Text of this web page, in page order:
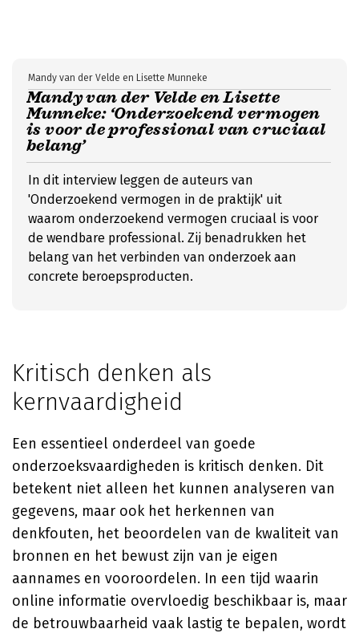
Mandy van der Velde en Lisette
Munneke: ‘Onderzoekend vermogen
is voor de professional van cruciaal
belang’
Mandy van der Velde en Lisette Munneke
In dit interview leggen de auteurs van
'Onderzoekend vermogen in de praktijk' uit
waarom onderzoekend vermogen cruciaal is voor
de wendbare professional. Zij benadrukken het
belang van het verbinden van onderzoek aan
concrete beroepsproducten.
Kritisch denken als
kernvaardigheid
Een essentieel onderdeel van goede
onderzoeksvaardigheden is kritisch denken. Dit
betekent niet alleen het kunnen analyseren van
gegevens, maar ook het herkennen van
denkfouten, het beoordelen van de kwaliteit van
bronnen en het bewust zijn van je eigen
aannames en vooroordelen. In een tijd waarin
online informatie overvloedig beschikbaar is, maar
de betrouwbaarheid vaak lastig te bepalen, wordt